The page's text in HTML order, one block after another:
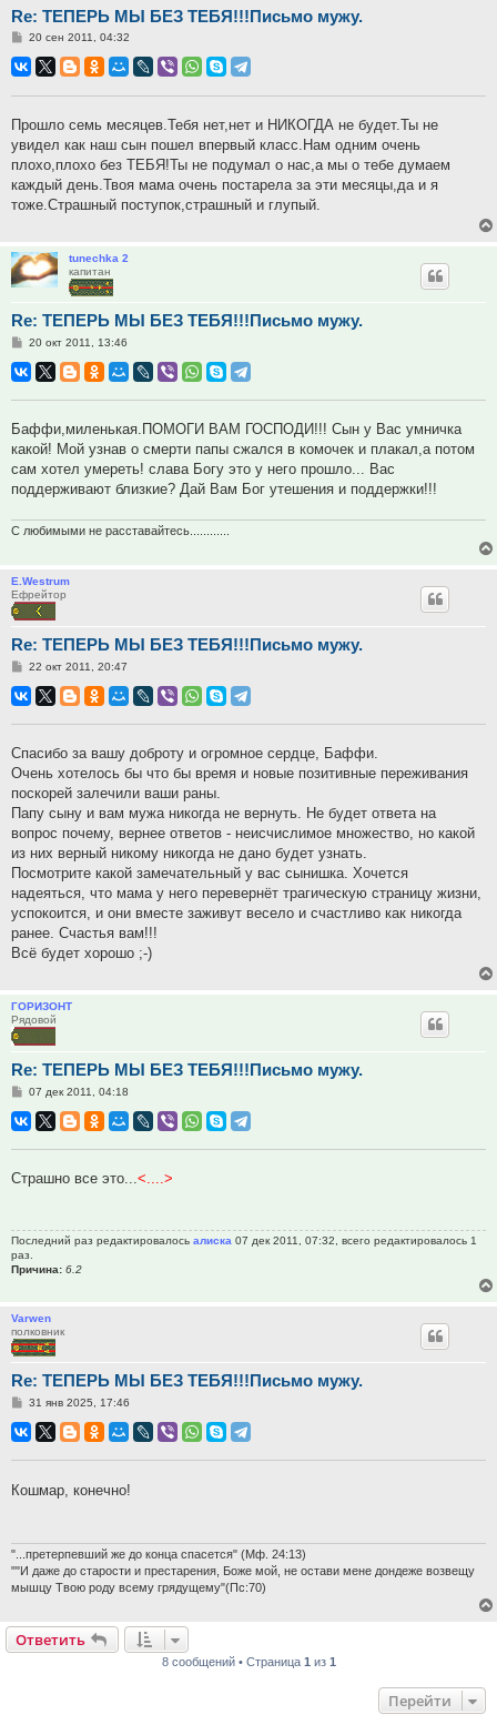
Re: ТЕПЕРЬ МЫ БЕЗ ТЕБЯ!!!Письмо мужу.
Сообщение
20 сен 2011, 04:32
Прошло семь месяцев.Тебя нет,нет и НИКОГДА не будет.Ты не
увидел как наш сын пошел впервый класс.Нам одним очень
плохо,плохо без ТЕБЯ!Ты не подумал о нас,а мы о тебе думаем
каждый день.Твоя мама очень постарела за эти месяцы,да и я
тоже.Страшный поступок,страшный и глупый.
tunechka 2
капитан
Re: ТЕПЕРЬ МЫ БЕЗ ТЕБЯ!!!Письмо мужу.
Сообщение
20 окт 2011, 13:46
Баффи,миленькая.ПОМОГИ ВАМ ГОСПОДИ!!! Сын у Вас умничка
какой! Мой узнав о смерти папы сжался в комочек и плакал,а потом
сам хотел умереть! слава Богу это у него прошло... Вас
поддерживают близкие? Дай Вам Бог утешения и поддержки!!!
С любимыми не расставайтесь............
E.Westrum
Ефрейтор
Re: ТЕПЕРЬ МЫ БЕЗ ТЕБЯ!!!Письмо мужу.
Сообщение
22 окт 2011, 20:47
Спасибо за вашу доброту и огромное сердце, Баффи.
Очень хотелось бы что бы время и новые позитивные переживания
поскорей залечили ваши раны.
Папу сыну и вам мужа никогда не вернуть. Не будет ответа на
вопрос почему, вернее ответов - неисчислимое множество, но какой
из них верный никому никогда не дано будет узнать.
Посмотрите какой замечательный у вас сынишка. Хочется
надеяться, что мама у него перевернёт трагическую страницу жизни,
успокоится, и они вместе заживут весело и счастливо как никогда
ранее. Счастья вам!!!
Всё будет хорошо ;-)
ГОРИЗОНТ
Рядовой
Re: ТЕПЕРЬ МЫ БЕЗ ТЕБЯ!!!Письмо мужу.
Сообщение
07 дек 2011, 04:18
Страшно все это...<....>
Последний раз редактировалось алиска 07 дек 2011, 07:32, всего редактировалось 1
раз.
Причина: 6.2
Varwen
полковник
Re: ТЕПЕРЬ МЫ БЕЗ ТЕБЯ!!!Письмо мужу.
Сообщение
31 янв 2025, 17:46
Кошмар, конечно!
"...претерпевший же до конца спасется" (Мф. 24:13)
""И даже до старости и престарения, Боже мой, не остави мене дондеже возвещу
мышцу Твою роду всему грядущему"(Пс:70)
Ответить
8 сообщений • Страница 1 из 1
Перейти